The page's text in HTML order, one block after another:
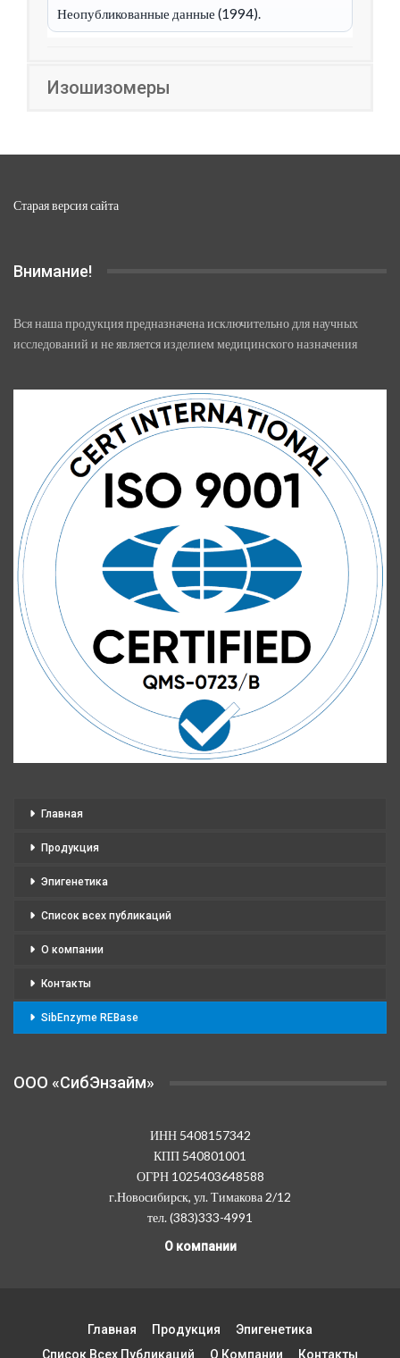
Неопубликованные данные (1994).
Изошизомеры
Старая версия сайта
Внимание!
Вся наша продукция предназначена исключительно для научных
исследований и не является изделием медицинского назначения
Главная
Продукция
Эпигенетика
Список всех публикаций
О компании
Контакты
SibEnzyme REBase
OOO «СибЭнзайм»
ИНН 5408157342
КПП 540801001
ОГРН 1025403648588
г.Новосибирск, ул. Тимакова 2/12
тел. (383)333-4991
О компании
Главная Продукция
Эпигенетика
Список Всех Публикаций
О Компании Контакты